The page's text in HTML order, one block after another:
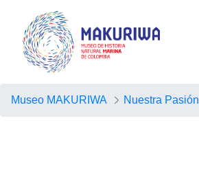
Museo MAKURIWA Nuestra Pasión